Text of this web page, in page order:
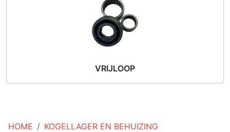
HOME
KOGELLAGER EN BEHUIZING
VRIJLOOP